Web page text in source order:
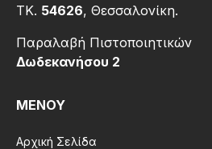
ΤΚ. 54626, Θεσσαλονίκη.
Παραλαβή Πιστοποιητικών
Δωδεκανήσου 2
ΜΕΝΟΥ
Αρχική Σελίδα